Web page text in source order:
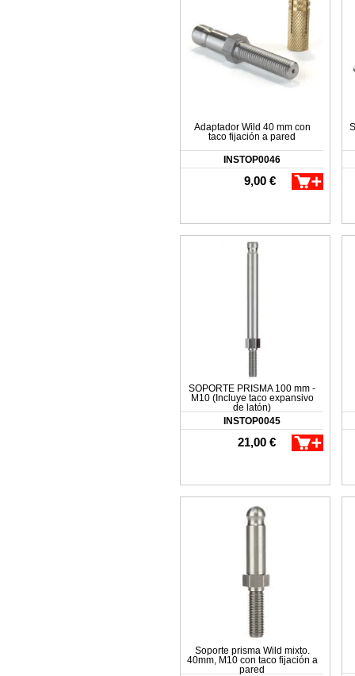
Adaptador Wild 40 mm con
taco fijación a pared
INSTOP0046
9,00 €
SOPORTE PRISMA 100 mm -
M10 (Incluye taco expansivo
de latón)
INSTOP0045
21,00 €
Soporte prisma Wild mixto.
40mm, M10 con taco fijación a
pared